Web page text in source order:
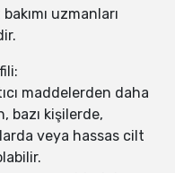
uzmanları
maddelerden daha
bazı kişilerde,
veya hassas cilt